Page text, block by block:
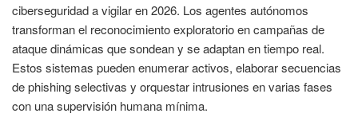
ciberseguridad a vigilar en 2026. Los agentes autónomos
transforman el reconocimiento exploratorio en campañas de
ataque dinámicas que sondean y se adaptan en tiempo real.
Estos sistemas pueden enumerar activos, elaborar secuencias
de phishing selectivas y orquestar intrusiones en varias fases
con una supervisión humana mínima.